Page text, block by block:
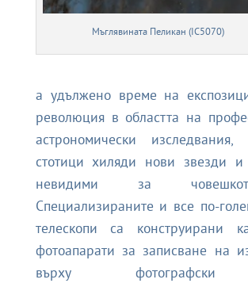
Мъглявината Пеликан (IC5070)
а удължено време на
революция в областта на
астрономически изследвания,
стотици хиляди нови звезди и
невидими за
Специализираните и все по-
телескопи са конструирани
фотоапарати за записване на
върху фотографски